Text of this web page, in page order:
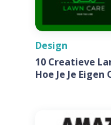
Design
10 Creatieve
Hoe Je Je